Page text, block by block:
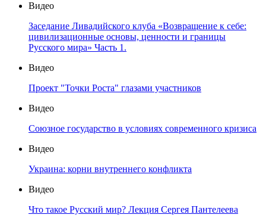
Видео
Заседание Ливадийского клуба «Возвращение к себе:
цивилизационные основы, ценности и границы
Русского мира» Часть 1.
Видео
Проект "Точки Роста" глазами участников
Видео
Союзное государство в условиях современного кризиса
Видео
Украина: корни внутреннего конфликта
Видео
Что такое Русский мир? Лекция Сергея Пантелеева